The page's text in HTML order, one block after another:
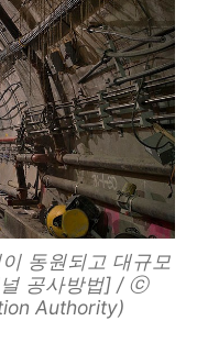
동원되고 대규모
공사방법] / ⓒ
Authority)